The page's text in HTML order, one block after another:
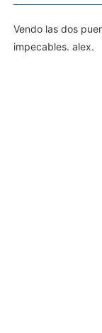
Vendo las dos
impecables. alex.